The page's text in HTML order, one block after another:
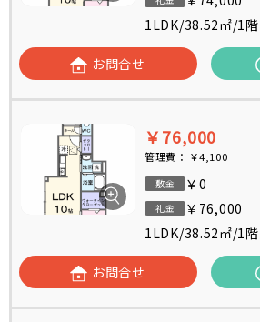
1LDK/38.52㎡/1階
お問合せ
￥76,000
管理費： ￥4,100
敷金 ￥0
礼金
￥76,000
1LDK/38.52㎡/1階
お問合せ